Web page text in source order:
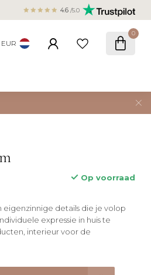
Veilig betalen met iDEAL, Bancontact,
creditcard 4.6 /5.0
EUR
0
Op voorraad
eigenzinnige details die je volop
expressie in huis te
interieur voor de